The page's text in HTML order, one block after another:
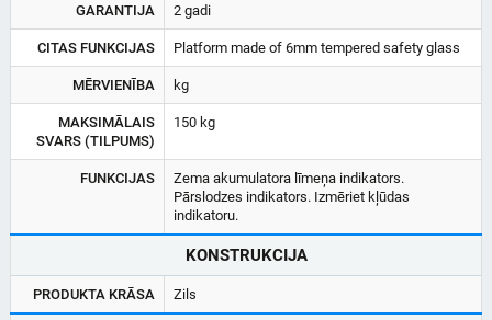
GARANTIJA 2 gadi
CITAS FUNKCIJAS Platform made of 6mm tempered safety glass
MĒRVIENĪBA kg
MAKSIMĀLAIS
SVARS (TILPUMS)
150 kg
FUNKCIJAS
Zema akumulatora līmeņa indikators.
Pārslodzes indikators. Izmēriet kļūdas
indikatoru.
KONSTRUKCIJA
PRODUKTA KRĀSA Zils